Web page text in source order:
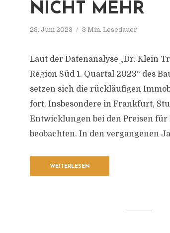
NICHT MEHR
28. Juni 2023 3 Min. Lesedauer
Laut der Datenanalyse „Dr. Klein
Region Süd 1. Quartal 2023“ des
setzen sich die rückläufigen
fort. Insbesondere in Frankfurt,
Entwicklungen bei den Preisen
beobachten. In den vergangenen
WEITERLESEN